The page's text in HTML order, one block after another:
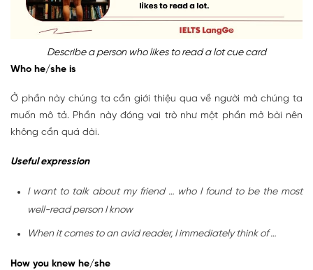
Describe a person who likes to read a lot cue card
Who he/she is
Ở phần này chúng ta cần giới thiệu qua về người mà chúng ta
muốn mô tả. Phần này đóng vai trò như một phần mở bài nên
không cần quá dài.
Useful expression
I want to talk about my friend … who I found to be the most
well-read person I know
When it comes to an avid reader, I immediately think of …
How you knew he/she